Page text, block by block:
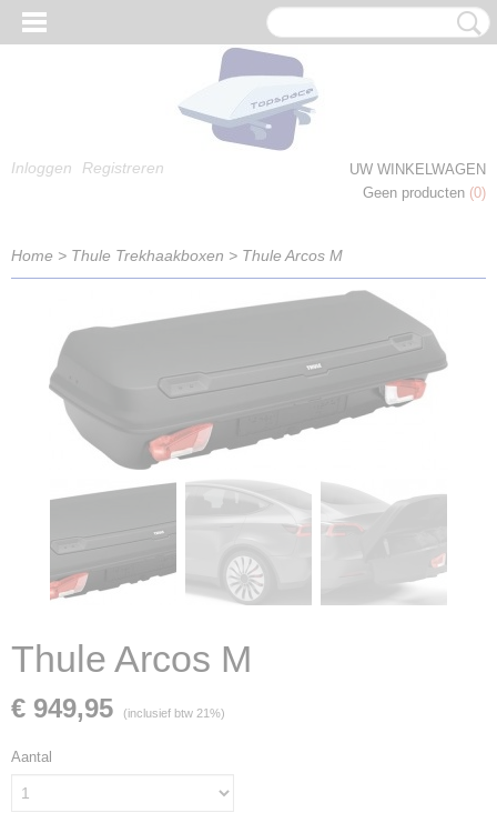
Inloggen Registreren
UW WINKELWAGEN
Geen producten (0)
Home > Thule Trekhaakboxen > Thule Arcos M
Thule Arcos M
€ 949,95 (inclusief btw 21%)
Aantal